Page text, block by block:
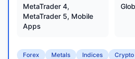
MetaTrader 4,
MetaTrader 5, Mobile
Apps
Forex Metals Indices Crypto